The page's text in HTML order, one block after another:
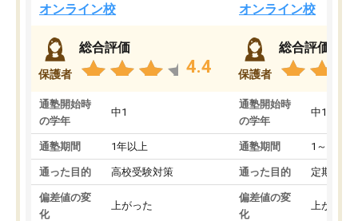
オンライン校
保護者
総合評価
4.4
通塾開始時
の学年
中1
通塾期間 1年以上
通った目的 高校受験対策
偏差値の変
化
上がった
オンライン校
保護者
総合評価
通塾開始時
の学年
中1
通塾期間 1～3ヵ月
通った目的 定期テス
偏差値の変
化
上がった